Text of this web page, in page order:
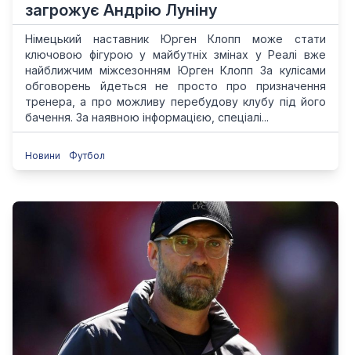
загрожує Андрію Луніну
Німецький наставник Юрген Клопп може стати
ключовою фігурою у майбутніх змінах у Реалі вже
найближчим міжсезонням Юрген Клопп За кулісами
обговорень йдеться не просто про призначення
тренера, а про можливу перебудову клубу під його
бачення. За наявною інформацією, спеціалі...
Новини Футбол